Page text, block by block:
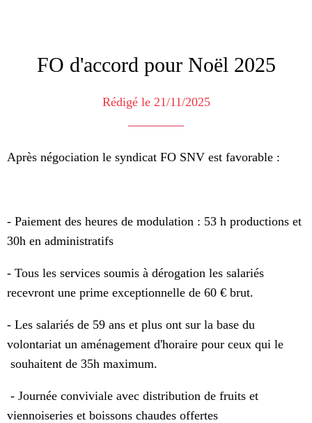
FO d'accord pour Noël 2025
Rédigé le 21/11/2025
Après négociation le syndicat FO SNV est favorable :
- Paiement des heures de modulation : 53 h productions et
30h en administratifs
- Tous les services soumis à dérogation les salariés
recevront une prime exceptionnelle de 60 € brut.
- Les salariés de 59 ans et plus ont sur la base du
volontariat un aménagement d'horaire pour ceux qui le
souhaitent de 35h maximum.
- Journée conviviale avec distribution de fruits et
viennoiseries et boissons chaudes offertes